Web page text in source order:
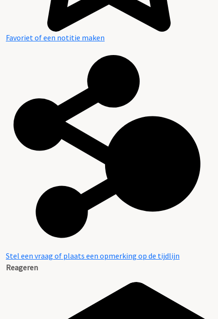
Raadpleegbare openbare bronnen (deels digitaal)
Favoriet of een notitie maken
Stel een vraag of plaats een opmerking op de tijdlijn
Reageren